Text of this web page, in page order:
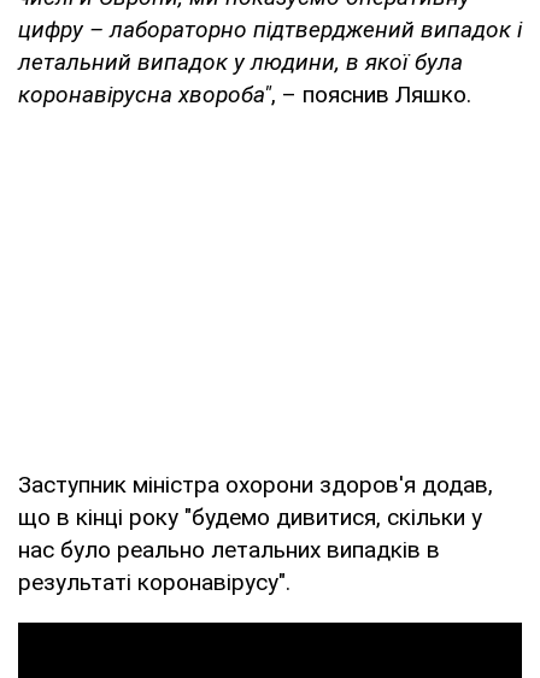
цифру – лабораторно підтверджений випадок і
летальний випадок у людини, в якої була
коронавірусна хвороба", – пояснив Ляшко.
Заступник міністра охорони здоров'я додав,
що в кінці року "будемо дивитися, скільки у
нас було реально летальних випадків в
результаті коронавірусу".